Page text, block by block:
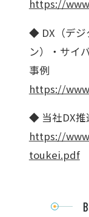
https://
◆ DX（デジ
ン）・サイ
事例
https://
◆ 当社DX推
https://
toukei.pdf